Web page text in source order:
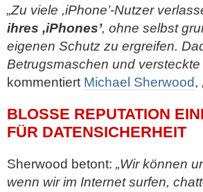
„Zu viele ,iPhone’-Nutzer
ihres ,iPhones’, ohne selbst
eigenen Schutz zu ergreifen.
Betrugsmaschen und versteckte
kommentiert Michael Sherwood,
BLOSSE REPUTATION
ÜR DATENSICHERHEIT
Sherwood betont: „Wir können
wenn wir im Internet surfen,